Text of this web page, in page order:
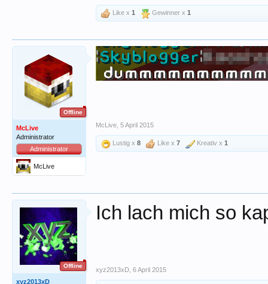
Like x 1 Gewinner x 1
Offline
McLive
Administrator
Administrator
McLive
McLive 5 April 2015
Lustig x 8 Like x 7 Kreativ x 1
Offline
xyz2013xD
Ich lach mich so
xyz2013xD 6 April 2015